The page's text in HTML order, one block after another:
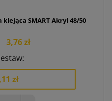
SMART Akryl 48/50
3,76 zł
zł